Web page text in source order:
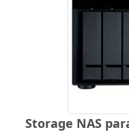
Storage NAS